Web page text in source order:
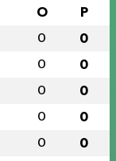
O P
0 0
0 0
0 0
0 0
0 0